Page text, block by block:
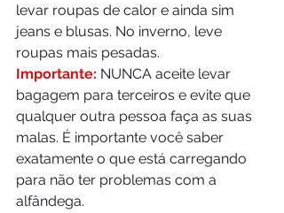
levar roupas de calor e ainda sim
jeans e blusas. No inverno, leve
roupas mais pesadas.
Importante: NUNCA aceite levar
bagagem para terceiros e evite que
qualquer outra pessoa faça as suas
malas. É importante você saber
exatamente o que está carregando
para não ter problemas com a
alfândega.